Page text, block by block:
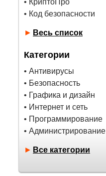
• КриптоПро
• Код безопасности
► Весь список
Категории
• Антивирусы
• Безопасность
• Графика и дизайн
• Интернет и сеть
• Программирование
• Администрирование
► Все категории